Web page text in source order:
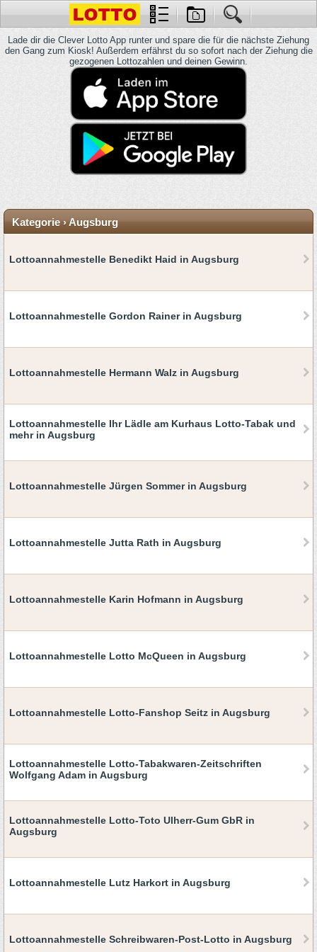
Lade dir die Clever Lotto App runter und spare die für die nächste Ziehung
den Gang zum Kiosk! Außerdem erfährst du so sofort nach der Ziehung die
gezogenen Lottozahlen und deinen Gewinn.
Kategorie › Augsburg
Lottoannahmestelle Benedikt Haid in Augsburg
Lottoannahmestelle Gordon Rainer in Augsburg
Lottoannahmestelle Hermann Walz in Augsburg
Lottoannahmestelle Ihr Lädle am Kurhaus Lotto-Tabak und
mehr in Augsburg
Lottoannahmestelle Jürgen Sommer in Augsburg
Lottoannahmestelle Jutta Rath in Augsburg
Lottoannahmestelle Karin Hofmann in Augsburg
Lottoannahmestelle Lotto McQueen in Augsburg
Lottoannahmestelle Lotto-Fanshop Seitz in Augsburg
Lottoannahmestelle Lotto-Tabakwaren-Zeitschriften
Wolfgang Adam in Augsburg
Lottoannahmestelle Lotto-Toto Ulherr-Gum GbR in
Augsburg
Lottoannahmestelle Lutz Harkort in Augsburg
Lottoannahmestelle Schreibwaren-Post-Lotto in Augsburg